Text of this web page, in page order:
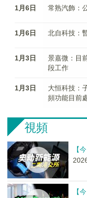
1月6日 常熟汽飾：
1月6日 北自科技：
1月3日
景嘉微：目
段工作
1月3日
大恒科技：
頻功能目前
視頻
【
【